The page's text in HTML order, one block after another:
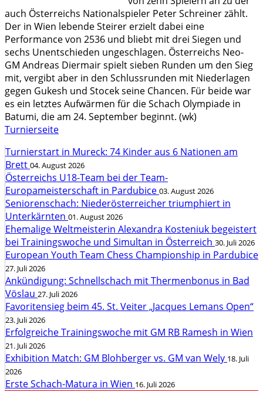
auch Österreichs Nationalspieler Peter Schreiner zählt.
Der in Wien lebende Steirer erzielt dabei eine
Performance von 2536 und bliebt mit drei Siegen und
sechs Unentschieden ungeschlagen. Österreichs Neo-
GM Andreas Diermair spielt sieben Runden um den Sieg
mit, vergibt aber in den Schlussrunden mit Niederlagen
gegen Gukesh und Stocek seine Chancen. Für beide war
es ein letztes Aufwärmen für die Schach Olympiade in
Batumi, die am 24. September beginnt. (wk)
Turnierseite
Turnierstart in Mureck: 74 Kinder aus 6 Nationen am
Brett 04. August 2026
Österreichs U18-Team bei der Team-
Europameisterschaft in Pardubice 03. August 2026
Seniorenschach: Niederösterreicher triumphiert in
Unterkärnten 01. August 2026
Ehemalige Weltmeisterin Alexandra Kosteniuk begeistert
bei Trainingswoche und Simultan in Österreich 30. Juli 2026
European Youth Team Chess Championship in Pardubice
27. Juli 2026
Ankündigung: Schnellschach mit Thermenbonus in Bad
Vöslau 27. Juli 2026
Favoritensieg beim 45. St. Veiter „Jacques Lemans Open“
23. Juli 2026
Erfolgreiche Trainingswoche mit GM RB Ramesh in Wien
21. Juli 2026
Exhibition Match: GM Blohberger vs. GM van Wely 18. Juli
2026
Erste Schach-Matura in Wien 16. Juli 2026